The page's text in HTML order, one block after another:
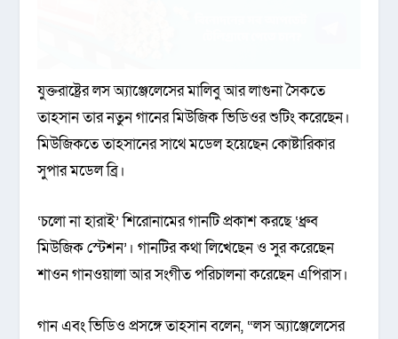
যুক্তরাষ্ট্রের লস অ্যাঞ্জেলেসের মালিবু আর লাগুনা সৈকতে
তাহসান তার নতুন গানের মিউজিক ভিডিওর শুটিং করেছেন।
মিউজিকতে তাহসানের সাথে মডেল হয়েছেন কোষ্টারিকার
সুপার মডেল ব্রি।
‘চলো না হারাই’ শিরোনামের গানটি প্রকাশ করছে ‘ধ্রুব
মিউজিক স্টেশন’। গানটির কথা লিখেছেন ও সুর করেছেন
শাওন গানওয়ালা আর সংগীত পরিচালনা করেছেন এপিরাস।
গান এবং ভিডিও প্রসঙ্গে তাহসান বলেন, “লস অ্যাঞ্জেলেসের